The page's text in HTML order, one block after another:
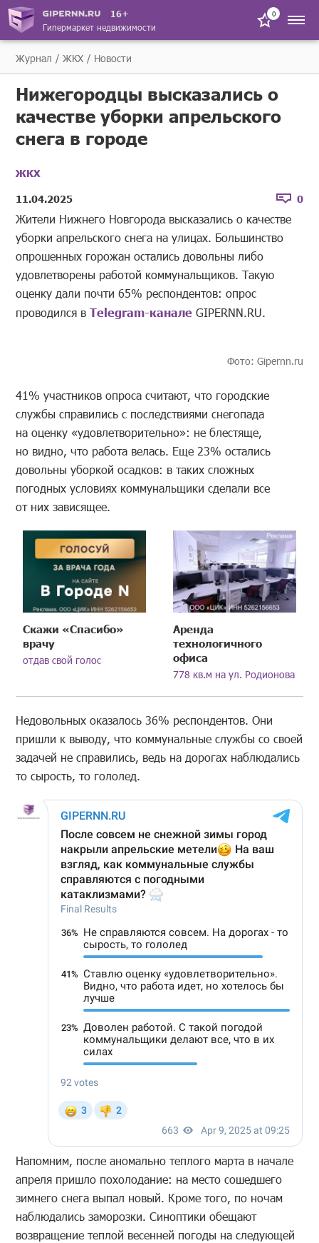
16+
Гипермаркет недвижимости
0
Журнал ЖКХ Новости
Нижегородцы высказались о
качестве уборки апрельского
снега в городе
ЖКХ
11.04.2025
0
Жители Нижнего Новгорода высказались о качестве
уборки апрельского снега на улицах. Большинство
опрошенных горожан остались довольны либо
удовлетворены работой коммунальщиков. Такую
оценку дали почти 65% респондентов: опрос
проводился вTelegram-канале GIPERNN.RU.
Фото: Gipernn.ru
41% участников опроса считают, что городские
службы справились с последствиями снегопада
на оценку «удовлетворительно»: не блестяще,
но видно, что работа велась. Еще 23% остались
довольны уборкой осадков: в таких сложных
погодных условиях коммунальщики сделали все
от них зависящее.
Скажи «Спасибо»
врачу
отдав свой голос
Аренда
технологичного
офиса
778 кв.м на ул. Родионова
Недовольных оказалось 36% респондентов. Они
пришли к выводу, что коммунальные службы со своей
задачей не справились, ведь на дорогах наблюдались
то сырость, то гололед.
Напомним, после аномально теплого марта в начале
апреля пришло похолодание: на место сошедшего
зимнего снега выпал новый. Кроме того, по ночам
наблюдались заморозки. Синоптики обещают
возвращение теплой весенней погоды на следующей